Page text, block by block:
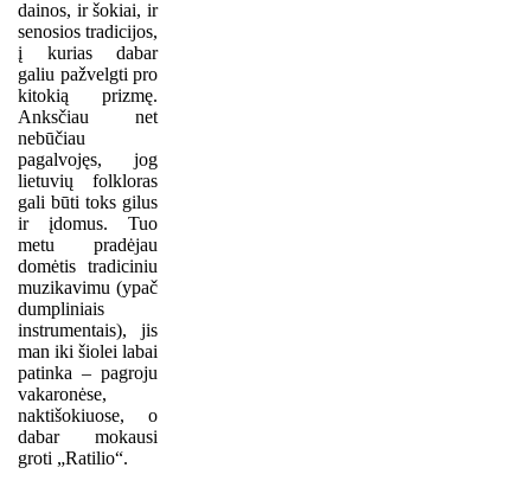
dainos, ir šokiai, ir
senosios tradicijos,
į kurias dabar
galiu pažvelgti pro
kitokią prizmę.
Anksčiau net
nebūčiau
pagalvojęs, jog
lietuvių folkloras
gali būti toks gilus
ir įdomus. Tuo
metu pradėjau
domėtis tradiciniu
muzikavimu (ypač
dumpliniais
instrumentais), jis
man iki šiolei labai
patinka – pagroju
vakaronėse,
naktišokiuose, o
dabar mokausi
groti „Ratilio“.